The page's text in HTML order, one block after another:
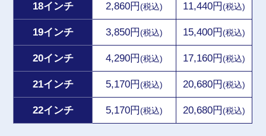
18インチ 2,860円(税込) 11,440円(税込)
19インチ 3,850円(税込) 15,400円(税込)
20インチ 4,290円(税込) 17,160円(税込)
21インチ 5,170円(税込) 20,680円(税込)
22インチ 5,170円(税込) 20,680円(税込)